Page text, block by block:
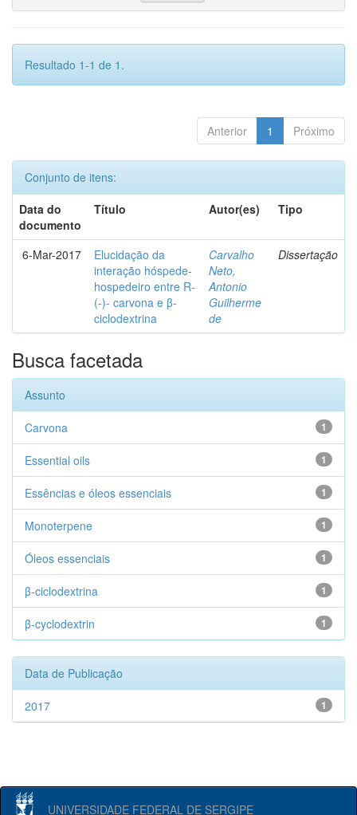
Resultado 1-1 de 1.
Anterior 1 Próximo
Conjunto de itens:
Data do
documento
Título Autor(es) Tipo
6-Mar-2017
Elucidação da
interação hóspede-
hospedeiro entre R-
(-)- carvona e β-
ciclodextrina
Carvalho
Neto,
Antonio
Guilherme
de
Dissertação
Busca facetada
Assunto
1
Carvona
1
Essential oils
1
Essências e óleos essenciais
1
Monoterpene
1
Óleos essenciais
1
β-ciclodextrina
1
β-cyclodextrin
Data de Publicação
1
2017
UNIVERSIDADE FEDERAL DE SERGIPE